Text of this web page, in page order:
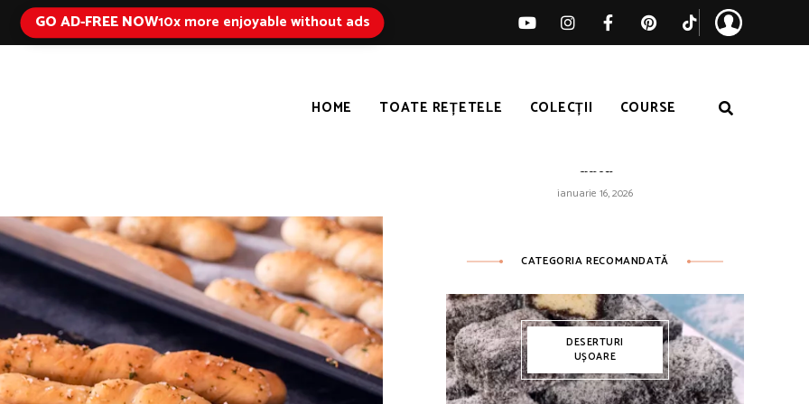
GO AD-FREE NOW10x more enjoyable without ads
HOME TOATE REȚETELE COLECȚII COURSE
dată
ianuarie 16, 2026
CATEGORIA RECOMANDATĂ
DESERTURI
UȘOARE